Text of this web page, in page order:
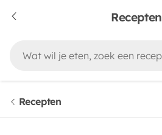
Recepten
Recepten